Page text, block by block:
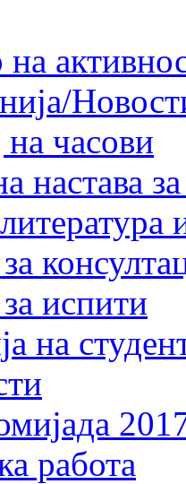
часови
настава
испити
на
работа